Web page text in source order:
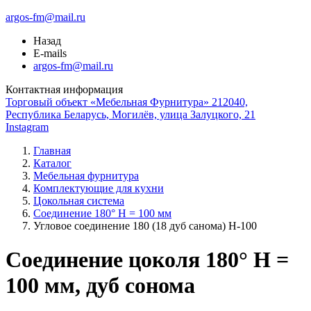
argos-fm@mail.ru
Назад
E-mails
argos-fm@mail.ru
Контактная информация
Торговый объект «Мебельная Фурнитура» 212040,
Республика Беларусь, Могилёв, улица Залуцкого, 21
Instagram
Главная
Каталог
Мебельная фурнитура
Комплектующие для кухни
Цокольная система
Соединение 180° H = 100 мм
Угловое соединение 180 (18 дуб санома) Н-100
Соединение цоколя 180° H =
100 мм, дуб сонома